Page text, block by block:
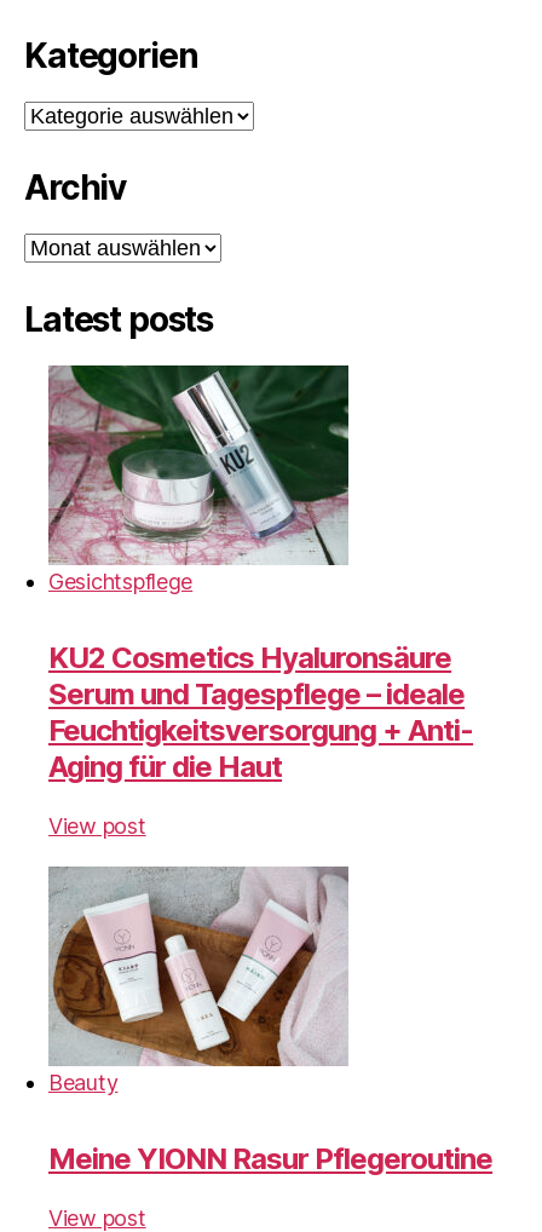
Kategorien
Kategorien
Archiv
Archiv
Latest posts
Gesichtspflege
KU2 Cosmetics Hyaluronsäure
Serum und Tagespflege – ideale
Feuchtigkeitsversorgung + Anti-
Aging für die Haut
View post
Beauty
Meine YIONN Rasur Pflegeroutine
View post